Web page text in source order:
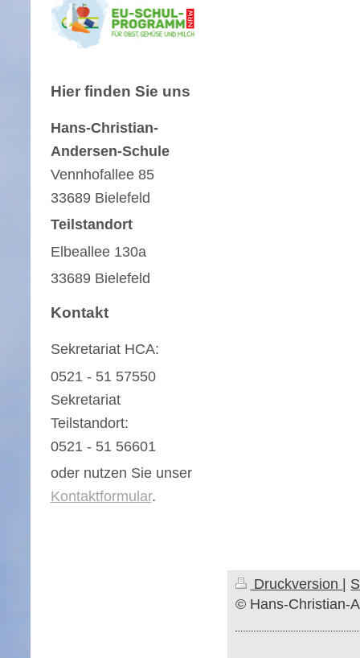
Hier finden Sie uns
Hans-Christian-
Andersen-Schule
Vennhofallee 85
33689 Bielefeld
Teilstandort
Elbeallee 130a
33689 Bielefeld
Kontakt
Sekretariat HCA:
0521 - 51 57550
Sekretariat
Teilstandort:
0521 - 51 56601
oder nutzen Sie unser
Kontaktformular.
Druckversion |
© Hans-Christian-